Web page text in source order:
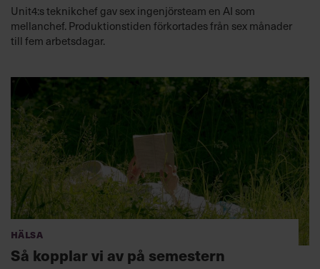
Unit4:s teknikchef gav sex ingenjörsteam en AI som
mellanchef. Produktionstiden förkortades från sex månader
till fem arbetsdagar.
Hälsa
Så kopplar vi av på semestern